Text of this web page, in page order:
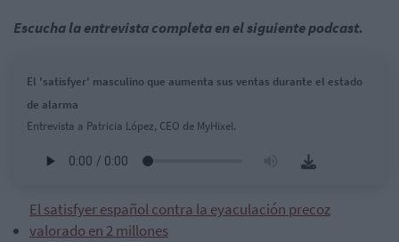
Escucha la entrevista completa en el siguiente podcast.
El 'satisfyer' masculino que aumenta sus ventas durante el estado
de alarma
Entrevista a Patricia López, CEO de MyHixel.
El satisfyer español contra la eyaculación precoz
valorado en 2 millones